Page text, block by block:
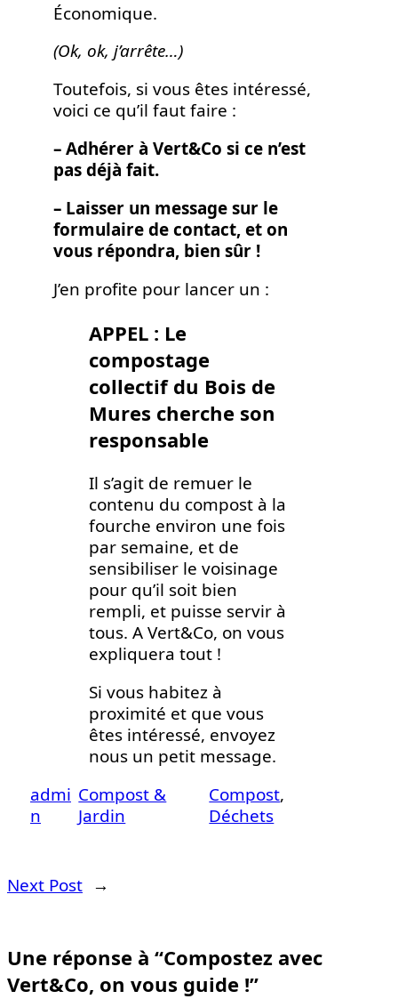
Économique.
(Ok, ok, j’arrête…)
Toutefois, si vous êtes intéressé,
voici ce qu’il faut faire :
– Adhérer à Vert&Co si ce n’est
pas déjà fait.
– Laisser un message sur le
formulaire de contact, et on
vous répondra, bien sûr !
J’en profite pour lancer un :
APPEL : Le
compostage
collectif du Bois de
Mures cherche son
responsable
Il s’agit de remuer le
contenu du compost à la
fourche environ une fois
par semaine, et de
sensibiliser le voisinage
pour qu’il soit bien
rempli, et puisse servir à
tous. A Vert&Co, on vous
expliquera tout !
Si vous habitez à
proximité et que vous
êtes intéressé, envoyez
nous un petit message.
admi
n
Compost &
Jardin
Compost
Déchets
Next Post →
Une réponse à “Compostez avec
Vert&Co, on vous guide !”